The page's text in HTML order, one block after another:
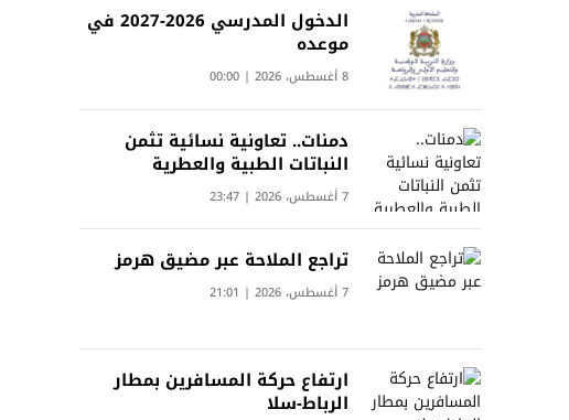
الدخول المدرسي 2026-2027 في
موعده
8 أغسطس، 2026 | 00:00
دمنات.. تعاونية نسائية تثمن
النباتات الطبية والعطرية
7 أغسطس، 2026 | 23:47
تراجع الملاحة عبر مضيق هرمز
7 أغسطس، 2026 | 21:01
ارتفاع حركة المسافرين بمطار
الرباط-سلا